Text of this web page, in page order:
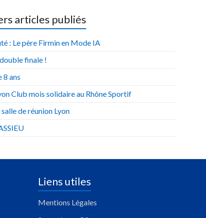
articles publiés
: Le père Firmin en Mode IA
double finale !
8 ans
Club mois solidaire au Rhône Sportif
de réunion Lyon
Liens utiles
Mentions Légales